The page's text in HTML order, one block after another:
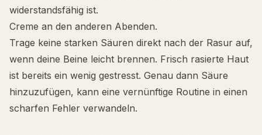
widerstandsfähig ist.
Creme an den anderen Abenden.
Trage keine starken Säuren direkt nach der Rasur auf,
wenn deine Beine leicht brennen. Frisch rasierte Haut
ist bereits ein wenig gestresst. Genau dann Säure
hinzuzufügen, kann eine vernünftige Routine in einen
scharfen Fehler verwandeln.